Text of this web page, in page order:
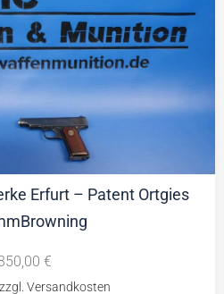
Erfurt – Patent Ortgies
€